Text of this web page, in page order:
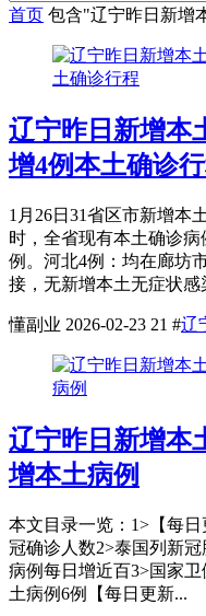
首页 包含"辽宁昨日新增
辽宁昨日新增本
增4例本土确诊
1月26日31省区市新增本
时，全省现有本土确诊
例。河北4例：均在廊坊
接，无新增本土无症状感
懂副业 2026-02-23 21 #辽
辽宁昨日新增本
增本土病例
本文目录一览：1˃【每
冠确诊人数2˃泰国列新
病例每日增近百3˃国家
土病例6例【每日更新...